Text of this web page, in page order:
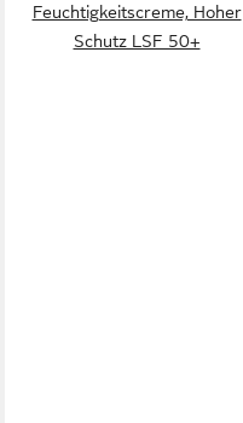
Feuchtigkeitscreme, Hoher
Schutz LSF 50+